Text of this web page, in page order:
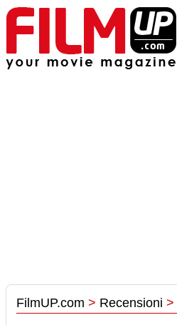
FilmUP.com > Recensioni >